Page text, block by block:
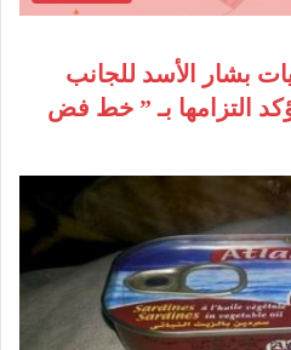
بشار الأسد للجانب
التزامها بـ ” خط فض